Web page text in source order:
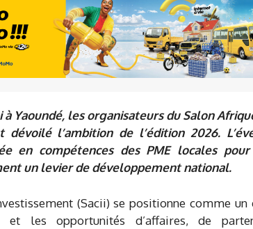
Yaoundé, les organisateurs du Salon
l’ambition de l’édition 2026.
en compétences des PME locales
un levier de développement national.
(Sacii) se positionne comme un
et les opportunités d’affaires, de